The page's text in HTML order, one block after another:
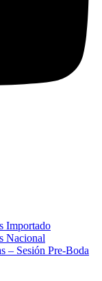
Importado
Nacional
– Sesión Pre-Boda